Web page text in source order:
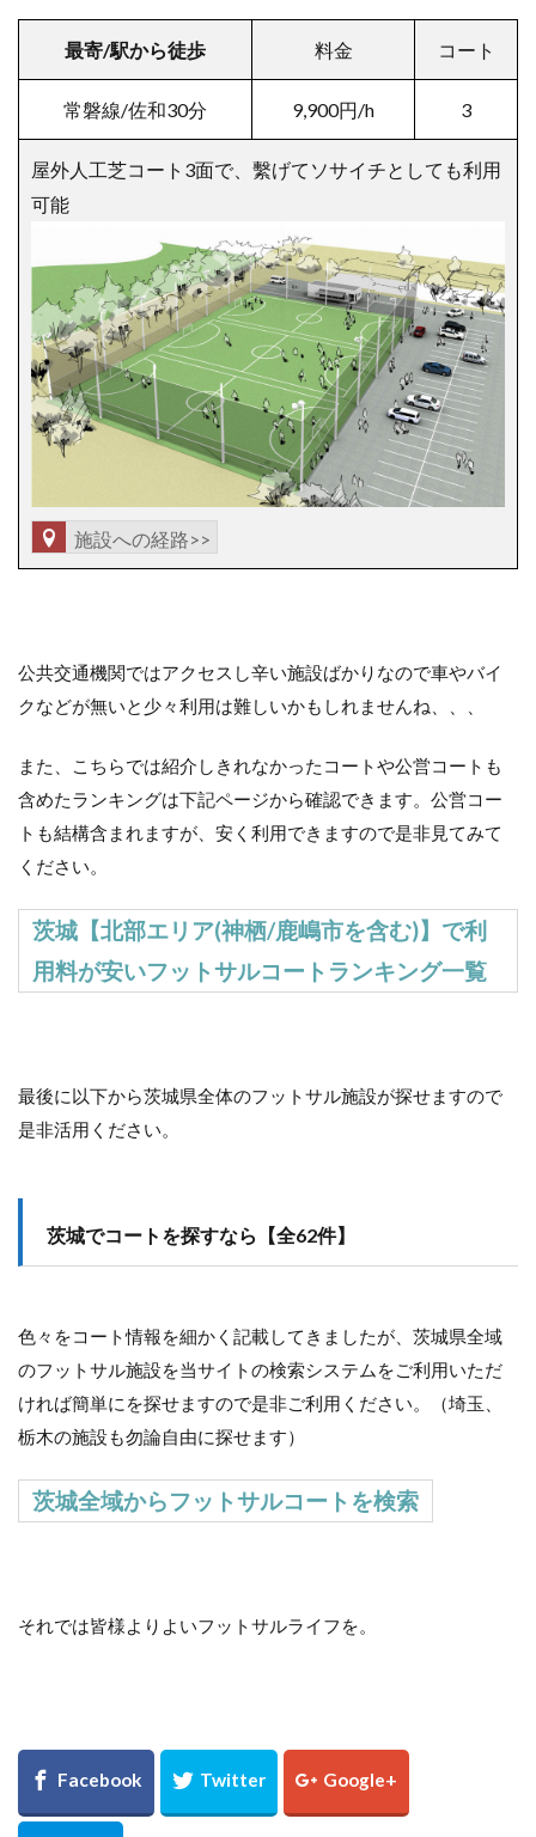
最寄/駅から徒歩 料金 コート
常磐線/佐和30分 9,900円/h 3
屋外人工芝コート3面で、繫げてソサイチとしても利用
可能
施設への経路>>
公共交通機関ではアクセスし辛い施設ばかりなので車やバイ
クなどが無いと少々利用は難しいかもしれませんね、、、
また、こちらでは紹介しきれなかったコートや公営コートも
含めたランキングは下記ページから確認できます。公営コー
トも結構含まれますが、安く利用できますので是非見てみて
ください。
茨城【北部エリア(神栖/鹿嶋市を含む)】で利
用料が安いフットサルコートランキング一覧
最後に以下から茨城県全体のフットサル施設が探せますので
是非活用ください。
茨城でコートを探すなら【全62件】
色々をコート情報を細かく記載してきましたが、茨城県全域
のフットサル施設を当サイトの検索システムをご利用いただ
ければ簡単にを探せますので是非ご利用ください。（埼玉、
栃木の施設も勿論自由に探せます）
茨城全域からフットサルコートを検索
それでは皆様よりよいフットサルライフを。